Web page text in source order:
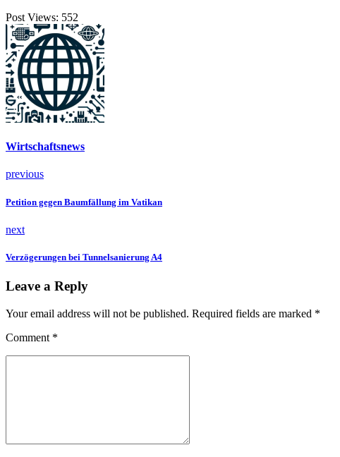
Post Views: 552
Wirtschaftsnews
previous
Petition gegen Baumfällung im Vatikan
next
Verzögerungen bei Tunnelsanierung A4
Leave a Reply
Your email address will not be published. Required fields are marked *
Comment *